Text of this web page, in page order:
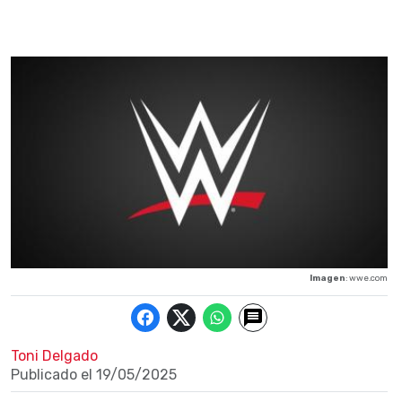
Imagen: wwe.com
Toni Delgado
Publicado el 19/05/2025